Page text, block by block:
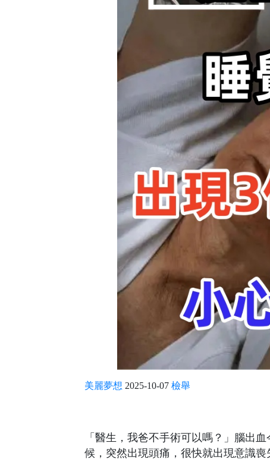
美麗夢想 2025-10-07 檢舉
「醫生，我爸不手術可以嗎？」腦出
候，突然出現頭痛，很快就出現意識